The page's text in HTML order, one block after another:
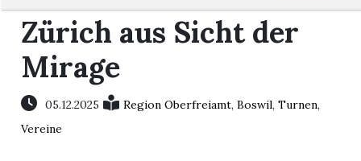
Immobilien
Veranstaltungen
Zürich aus Sicht der
Mirage
05.12.2025 Region Oberfreiamt,Boswil,Turnen,
Vereine